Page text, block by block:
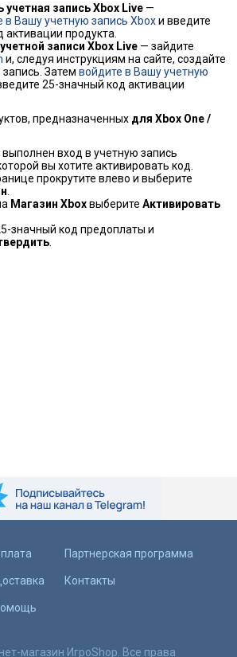
учетная запись Xbox Live —
в Вашу учетную запись Xboxи введите
продукта.
записи Xbox Live — зайдите
и, следуя инструкциям на сайте, создайте
Затем войдите в Вашу учетную
25-значный код активации
предназначенных для Xbox One /
выполнен вход в учетную запись
вы хотите активировать код.
прокрутите влево и выберите
Магазин Xboxвыберите Активировать
значный код предоплаты и
Партнерская программа
Контакты
магазин ИгроShop. Все права